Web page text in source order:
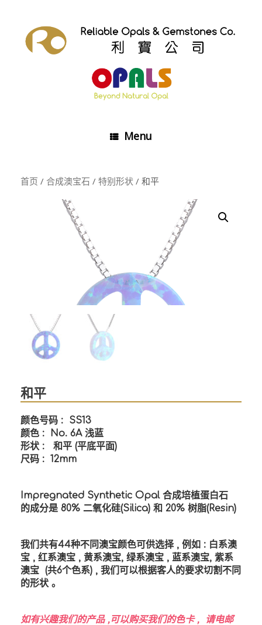
Menu
首页 / 合成澳宝石 / 特别形状 / 和平
和平
颜色号码 : SS13
颜色 : No. 6A 浅蓝
形状 : 和平 (平底平面)
尺码 : 12mm
Impregnated Synthetic Opal 合成培植蛋白石
的成分是 80% 二氧化硅(Silica) 和 20% 树脂(Resin)
我们共有44种不同澳宝颜色可供选择, 例如 : 白系澳
宝 , 红系澳宝 , 黄系澳宝, 绿系澳宝 , 蓝系澳宝, 紫系
澳宝 (共6个色系) , 我们可以根据客人的要求切割不同
的形状 。
如有兴趣我们的产品,可以购买我们的色卡,
请电邮